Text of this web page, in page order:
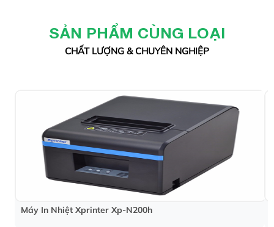
SẢN PHẨM CÙNG LOẠI
CHẤT LƯỢNG & CHUYÊN NGHIỆP
Máy In Nhiệt Xprinter Xp-N200h